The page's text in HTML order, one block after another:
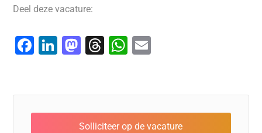
Deel deze vacature:
F
e
b
Li
e
dI
M
o
d
T
a
d
W
s
A
l